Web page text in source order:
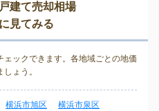
建て売却相場
見てみる
ックできます。各地域ごとの地価
ょう。
横浜市旭区
横浜市泉区